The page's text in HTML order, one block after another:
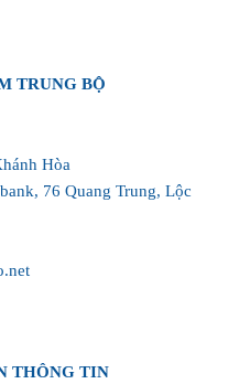
TRUNG BỘ
Hòa
76 Quang Trung, Lộc
THÔNG TIN